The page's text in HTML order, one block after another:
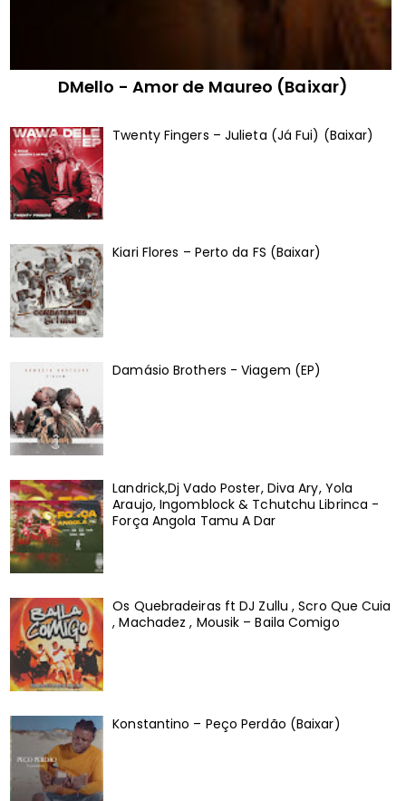
DMello - Amor de Maureo (Baixar)
Twenty Fingers – Julieta (Já Fui) (Baixar)
Kiari Flores – Perto da FS (Baixar)
Damásio Brothers - Viagem (EP)
Landrick,Dj Vado Poster, Diva Ary, Yola
Araujo, Ingomblock & Tchutchu Librinca -
Força Angola Tamu A Dar
Os Quebradeiras ft DJ Zullu , Scro Que Cuia
, Machadez , Mousik – Baila Comigo
Konstantino – Peço Perdão (Baixar)